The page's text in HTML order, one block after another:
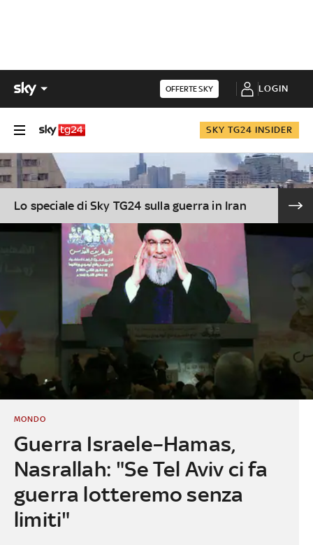
OFFERTE SKY LOGIN
SKY TG24 INSIDER
Lo speciale di Sky TG24 sulla guerra in Iran
Guerra Israele–Hamas,
Nasrallah: "Se Tel Aviv ci fa
guerra lotteremo senza
limiti"
MONDO